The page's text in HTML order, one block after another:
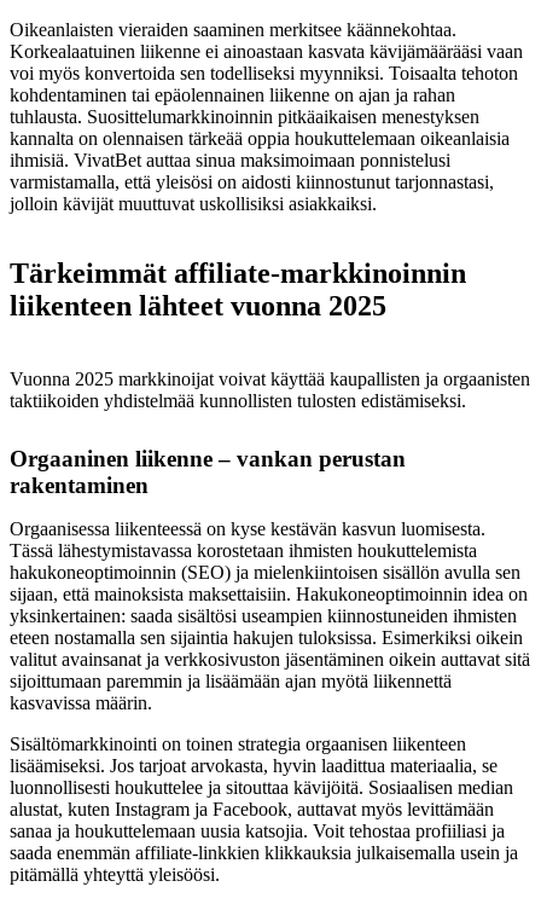
Oikeanlaisten vieraiden saaminen merkitsee käännekohtaa.
Korkealaatuinen liikenne ei ainoastaan kasvata kävijämäärääsi vaan
voi myös konvertoida sen todelliseksi myynniksi. Toisaalta tehoton
kohdentaminen tai epäolennainen liikenne on ajan ja rahan
tuhlausta. Suosittelumarkkinoinnin pitkäaikaisen menestyksen
kannalta on olennaisen tärkeää oppia houkuttelemaan oikeanlaisia
ihmisiä. VivatBet auttaa sinua maksimoimaan ponnistelusi
varmistamalla, että yleisösi on aidosti kiinnostunut tarjonnastasi,
jolloin kävijät muuttuvat uskollisiksi asiakkaiksi.
Tärkeimmät affiliate-markkinoinnin
liikenteen lähteet vuonna 2025
Vuonna 2025 markkinoijat voivat käyttää kaupallisten ja orgaanisten
taktiikoiden yhdistelmää kunnollisten tulosten edistämiseksi.
Orgaaninen liikenne – vankan perustan
rakentaminen
Orgaanisessa liikenteessä on kyse kestävän kasvun luomisesta.
Tässä lähestymistavassa korostetaan ihmisten houkuttelemista
hakukoneoptimoinnin (SEO) ja mielenkiintoisen sisällön avulla sen
sijaan, että mainoksista maksettaisiin. Hakukoneoptimoinnin idea on
yksinkertainen: saada sisältösi useampien kiinnostuneiden ihmisten
eteen nostamalla sen sijaintia hakujen tuloksissa. Esimerkiksi oikein
valitut avainsanat ja verkkosivuston jäsentäminen oikein auttavat sitä
sijoittumaan paremmin ja lisäämään ajan myötä liikennettä
kasvavissa määrin.
Sisältömarkkinointi on toinen strategia orgaanisen liikenteen
lisäämiseksi. Jos tarjoat arvokasta, hyvin laadittua materiaalia, se
luonnollisesti houkuttelee ja sitouttaa kävijöitä. Sosiaalisen median
alustat, kuten Instagram ja Facebook, auttavat myös levittämään
sanaa ja houkuttelemaan uusia katsojia. Voit tehostaa profiiliasi ja
saada enemmän affiliate-linkkien klikkauksia julkaisemalla usein ja
pitämällä yhteyttä yleisöösi.